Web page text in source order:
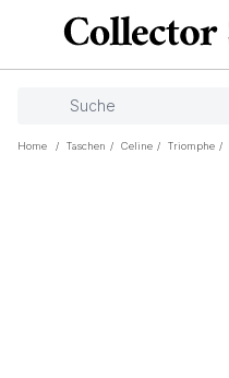
Home / Taschen / Celine / Triomphe /